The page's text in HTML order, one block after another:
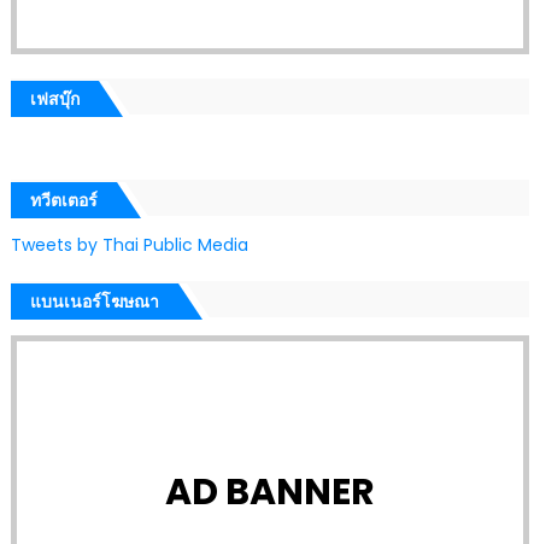
เฟสบุ๊ก
ทวีตเตอร์
Tweets by Thai Public Media
แบนเนอร์โฆษณา
AD BANNER